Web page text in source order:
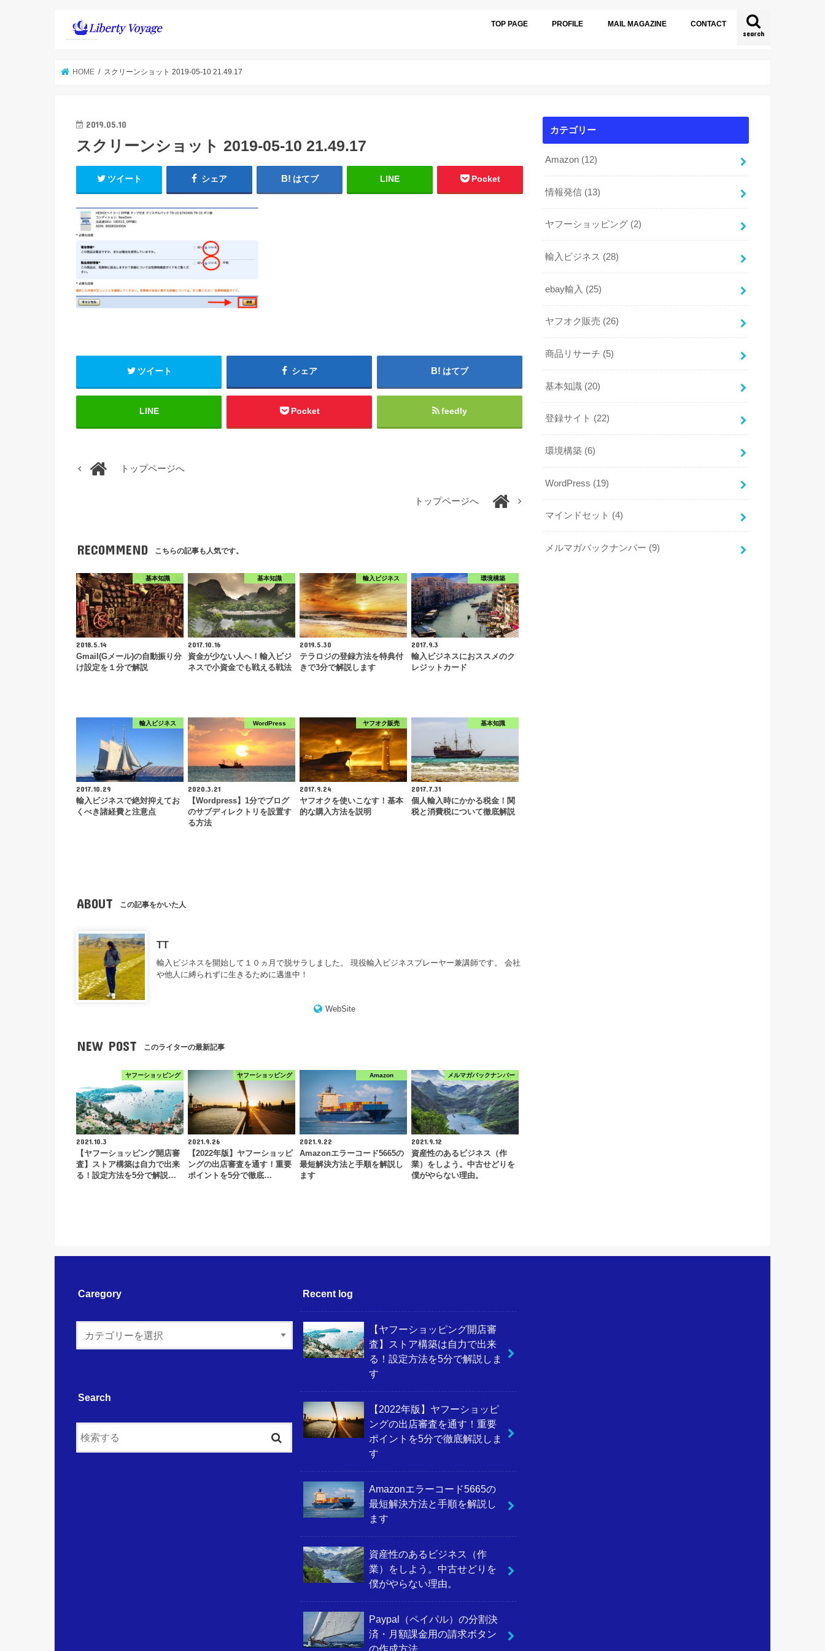
search
TOP PAGE PROFILE MAIL MAGAZINE CONTACT
HOME スクリーンショット 2019-05-10 21.49.17
2019.05.10
スクリーンショット 2019-05-10 21.49.17
ツイート シェア はてブ LINE Pocket
ツイート シェア はてブ
LINE Pocket feedly
トップページへ
トップページへ
RECOMMEND こちらの記事も人気です。
基本知識
2018.5.14
Gmail(Gメール)の自動振り分
け設定を１分で解説
基本知識
2017.10.16
資金が少ない人へ！輸入ビジ
ネスで小資金でも戦える戦法
輸入ビジネス
2019.5.30
テラロジの登録方法を特典付
きで3分で解説します
環境構築
2017.9.3
輸入ビジネスにおススメのク
レジットカード
輸入ビジネス
2017.10.29
輸入ビジネスで絶対抑えてお
くべき諸経費と注意点
WordPress
2020.3.21
【Wordpress】1分でブログ
のサブディレクトリを設置す
る方法
ヤフオク販売
2017.9.24
ヤフオクを使いこなす！基本
的な購入方法を説明
基本知識
2017.7.31
個人輸入時にかかる税金！関
税と消費税について徹底解説
ABOUT この記事をかいた人
TT
輸入ビジネスを開始して１０ヵ月で脱サラしました。 現役輸入ビジネスプレーヤー兼講師です。 会社
や他人に縛られずに生きるために邁進中！
WebSite
NEW POST このライターの最新記事
ヤフーショッピング
2021.10.3
【ヤフーショッピング開店審
査】ストア構築は自力で出来
る！設定方法を5分で解説…
ヤフーショッピング
2021.9.26
【2022年版】ヤフーショッピ
ングの出店審査を通す！重要
ポイントを5分で徹底…
Amazon
2021.9.22
Amazonエラーコード5665の
最短解決方法と手順を解説し
ます
メルマガバックナンバー
2021.9.12
資産性のあるビジネス（作
業）をしよう。中古せどりを
僕がやらない理由。
カテゴリー
Amazon (12)
情報発信 (13)
ヤフーショッピング (2)
輸入ビジネス (28)
ebay輸入 (25)
ヤフオク販売 (26)
商品リサーチ (5)
基本知識 (20)
登録サイト (22)
環境構築 (6)
WordPress (19)
マインドセット (4)
メルマガバックナンバー (9)
Caregory
Search
Recent log
【ヤフーショッピング開店審
査】ストア構築は自力で出来
る！設定方法を5分で解説しま
す
【2022年版】ヤフーショッピ
ングの出店審査を通す！重要
ポイントを5分で徹底解説しま
す
Amazonエラーコード5665の
最短解決方法と手順を解説し
ます
資産性のあるビジネス（作
業）をしよう。中古せどりを
僕がやらない理由。
Paypal（ペイパル）の分割決
済・月額課金用の請求ボタン
の作成方法